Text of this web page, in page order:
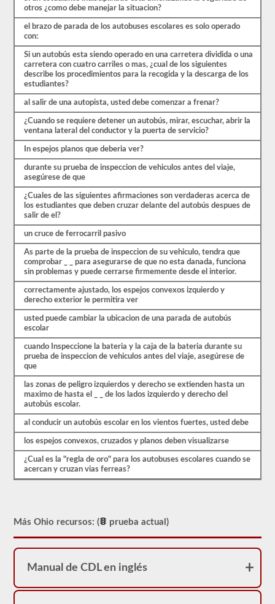
tendrá
puntaje
mejor
que
(16
de
20)
para
aprobar
examen
aprobación
del
autobús
escolar.
Las
leyes
y
regulaciones
pueden
cambiar
enormemente
entre
estado,
por
asegúrese
leer
la
sección
del
autobús
escolar
del
manual
conductores
2026
Ohio
de
todo
cubierto.
estudiantes
una
otros ¿como debe manejar la situacion?
el brazo de parada de los autobuses escolares es solo operado
con:
Si un autobús esta siendo operado en una carretera dividida o una
carretera con cuatro carriles o mas, ¿cual de los siguientes
describe los procedimientos para la recogida y la descarga de los
estudiantes?
al salir de una autopista, usted debe comenzar a frenar?
¿Cuando se requiere detener un autobús, mirar, escuchar, abrir la
ventana lateral del conductor y la puerta de servicio?
In espejos planos que deberia ver?
durante su prueba de inspeccion de vehiculos antes del viaje,
asegúrese de que
¿Cuales de las siguientes afirmaciones son verdaderas acerca de
los estudiantes que deben cruzar delante del autobús despues de
salir de el?
un cruce de ferrocarril pasivo
As parte de la prueba de inspeccion de su vehiculo, tendra que
comprobar _ _ para asegurarse de que no esta danada, funciona
sin problemas y puede cerrarse firmemente desde el interior.
correctamente ajustado, los espejos convexos izquierdo y
derecho exterior le permitira ver
usted puede cambiar la ubicacion de una parada de autobús
escolar
cuando Inspeccione la bateria y la caja de la bateria durante su
prueba de inspeccion de vehiculos antes del viaje, asegúrese de
que
las zonas de peligro izquierdos y derecho se extienden hasta un
maximo de hasta el _ _ de los lados izquierdo y derecho del
autobús escolar.
al conducir un autobús escolar en los vientos fuertes, usted debe
los espejos convexos, cruzados y planos deben visualizarse
¿Cual es la "regla de oro" para los autobuses escolares cuando se
acercan y cruzan vias ferreas?
Más Ohio recursos: ( prueba actual)
Manual de CDL en inglés